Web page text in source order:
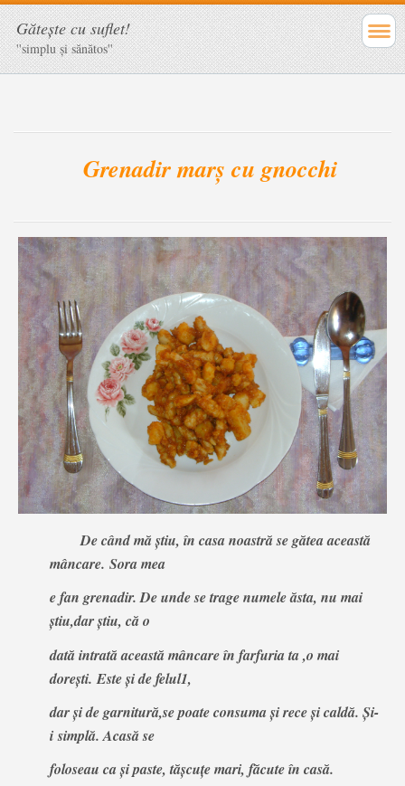
Găteşte cu suflet!
''simplu şi sănătos''
Grenadir marş cu gnocchi
De când mă ştiu, în casa noastră se gătea această
mâncare. Sora mea
e fan grenadir. De unde se trage numele ăsta, nu mai
ştiu,dar ştiu, că o
dată intrată această mâncare în farfuria ta ,o mai
doreşti. Este şi de felul1,
dar şi de garnitură,se poate consuma şi rece şi caldă. Şi-
i simplă. Acasă se
foloseau ca şi paste, tăşcuţe mari, făcute în casă.